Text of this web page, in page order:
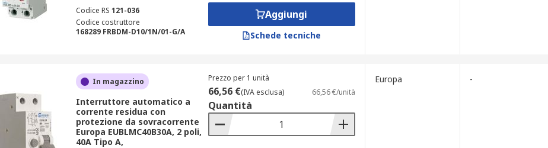
Codice RS 121-036
Codice costruttore
168289 FRBDM-D10/1N/01-G/A
Aggiungi
Schede tecniche
In magazzino
Interruttore automatico a
corrente residua con
protezione da sovracorrente
Europa EUBLMC40B30A, 2 poli,
40A Tipo A,
Prezzo per 1 unità
66,56 €(IVA esclusa) 66,56 €/unità
Quantità
Europa -